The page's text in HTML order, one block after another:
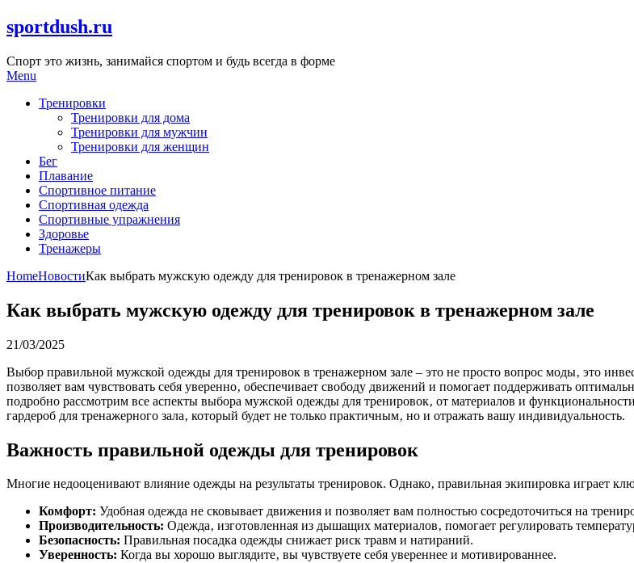
Skip
to
sportdush.ru
Спорт это жизнь, занимайся спортом и будь всегда в форме
Menu
Тренировки
Тренировки для дома
Тренировки для мужчин
Тренировки для женщин
Бег
Плавание
Спортивное питание
Спортивная одежда
Спортивные упражнения
Здоровье
Тренажеры
HomeНовостиКак выбрать мужскую одежду для тренировок в тренажерном зале
Как выбрать мужскую одежду для тренировок в тренажерном зале
21/03/2025
Выбор правильной мужской одежды для тренировок в тренажерном зале – это не просто вопрос моды‚ это
позволяет вам чувствовать себя уверенно‚ обеспечивает свободу движений и помогает поддерживать
подробно рассмотрим все аспекты выбора мужской одежды для тренировок‚ от материалов и
гардероб для тренажерного зала‚ который будет не только практичным‚ но и отражать вашу индивидуальность.
Важность правильной одежды для тренировок
Многие недооценивают влияние одежды на результаты тренировок. Однако‚ правильная экипировка играет
Комфорт: Удобная одежда не сковывает движения и позволяет вам полностью сосредоточиться на
Производительность: Одежда‚ изготовленная из дышащих материалов‚ помогает регулировать
Безопасность: Правильная посадка одежды снижает риск травм и натираний.
Уверенность: Когда вы хорошо выглядите‚ вы чувствуете себя увереннее и мотивированнее.